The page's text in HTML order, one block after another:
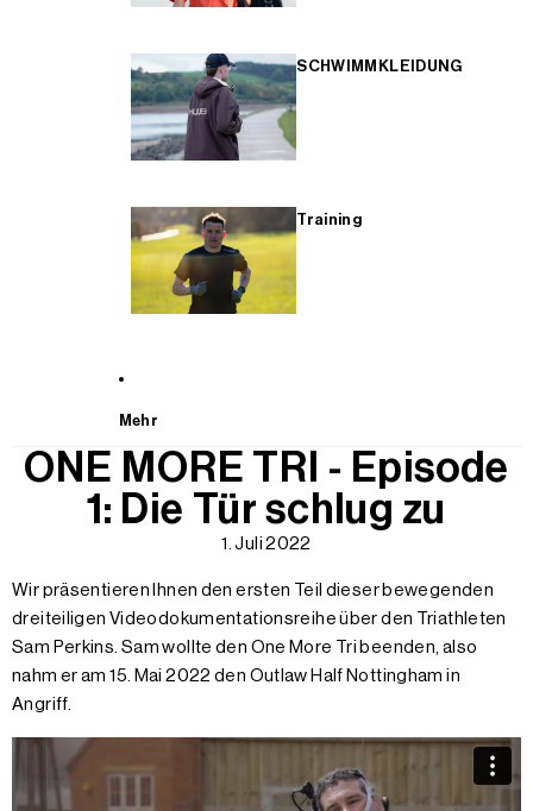
SCHWIMMKLEIDUNG
Training
Mehr
ONE MORE TRI - Episode
1: Die Tür schlug zu
1. Juli 2022
Wir präsentieren Ihnen den ersten Teil dieser bewegenden
dreiteiligen Videodokumentationsreihe über den Triathleten
Sam Perkins. Sam wollte den One More Tri beenden, also
nahm er am 15. Mai 2022 den Outlaw Half Nottingham in
Angriff.